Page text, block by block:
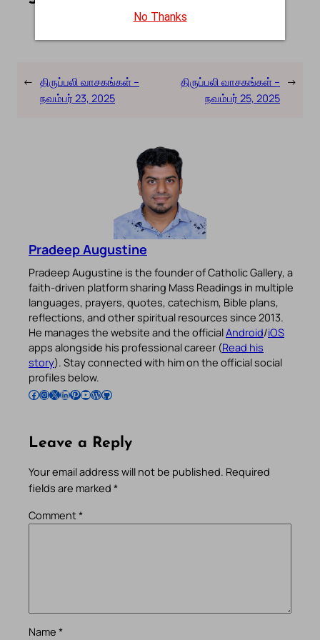
← திருப்பலி வாசகங்கள் –
நவம்பர் 23, 2025
திருப்பலி வாசகங்கள் –
நவம்பர் 25, 2025
→
Pradeep Augustine
Pradeep Augustine is the founder of Catholic Gallery, a
faith-driven platform sharing Mass Readings in multiple
languages, prayers, quotes, catechism, Bible plans,
reflections, and other spiritual resources since 2013.
He manages the website and the officialAndroid/iOS
apps alongside his professional career (Read his
story). Stay connected with him on the official social
profiles below.
Follow Pradeep on Facebook Follow Pradeep on InstagramFollow Pradeep on X Follow Pradeep on LinkedIn Follow Pradeep on Pinterest Subscribe to Pradeep’s Youtube Channel Follow Pradeep on WordPress Follow Pradeep on GitHub
Leave a Reply
Your email address will not be published. Required
fields are marked *
Comment*
Name *
No Thanks